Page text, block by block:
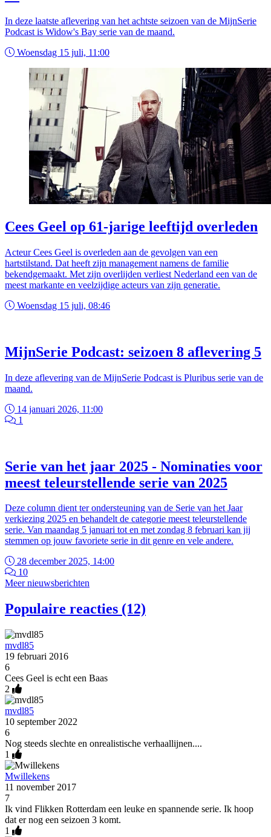
In deze laatste aflevering van het achtste seizoen van de MijnSerie
Podcast is Widow's Bay serie van de maand.
Woensdag 15 juli, 11:00
Cees Geel op 61-jarige leeftijd overleden
Acteur Cees Geel is overleden aan de gevolgen van een
hartstilstand. Dat heeft zijn management namens de familie
bekendgemaakt. Met zijn overlijden verliest Nederland een van de
meest markante en veelzijdige acteurs van zijn generatie.
Woensdag 15 juli, 08:46
MijnSerie Podcast: seizoen 8 aflevering 5
In deze aflevering van de MijnSerie Podcast is Pluribus serie van de
maand.
14 januari 2026, 11:00
1
Serie van het jaar 2025 - Nominaties voor
meest teleurstellende serie van 2025
Deze column dient ter ondersteuning van de Serie van het Jaar
verkiezing 2025 en behandelt de categorie meest teleurstellende
serie. Van maandag 5 januari tot en met zondag 8 februari kan jij
stemmen op jouw favoriete serie in dit genre en vele andere.
28 december 2025, 14:00
10
Meer nieuwsberichten
Populaire reacties (12)
mvdl85
19 februari 2016
6
Cees Geel is echt een Baas
2
mvdl85
10 september 2022
6
Nog steeds slechte en onrealistische verhaallijnen....
1
Mwillekens
11 november 2017
7
Ik vind Flikken Rotterdam een leuke en spannende serie. Ik hoop
dat er nog een seizoen 3 komt.
1